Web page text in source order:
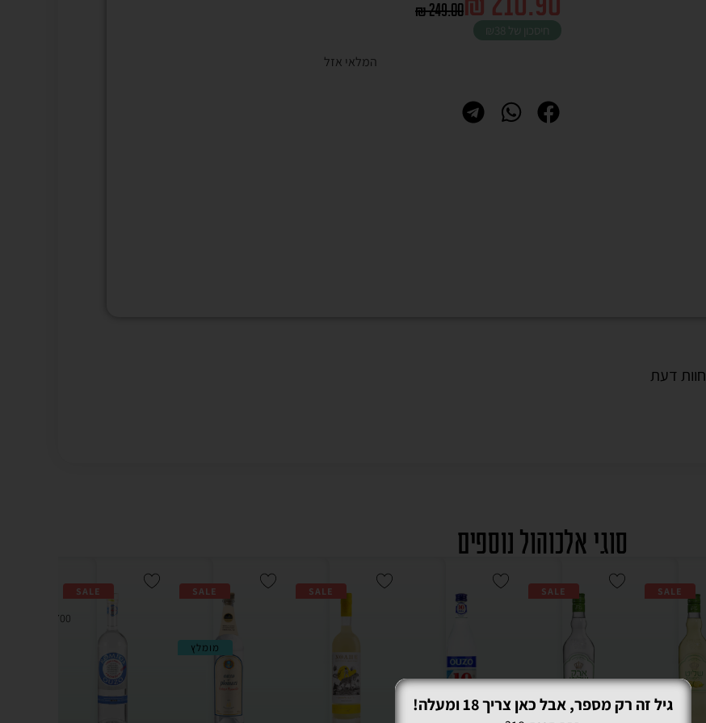
249.00
₪
חיסכון של ₪38
המלאי אזל
חוות דעת
סוגי אלכוהול נוספים
SALE
SALE
SALE
SALE
מומלץ
SALE
700 מ"ל | מחיר ל100 מ"ל -
גיל זה רק מספר, אבל כאן צריך 18 ומעלה!